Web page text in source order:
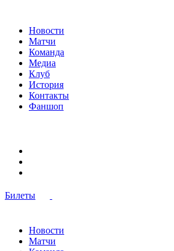
Новости
Матчи
Команда
Медиа
Клуб
История
Контакты
Фаншоп
Билеты
Новости
Матчи